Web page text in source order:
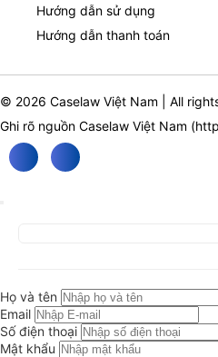
Hướng dẫn sử dụng
Hướng dẫn thanh toán
© 2026 Caselaw Việt Nam | All
Ghi rõ nguồn Caselaw Việt Nam (
Họ và tên
Email
Số điện thoại
Mật khẩu